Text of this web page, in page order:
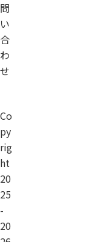
問
い
合
わ
せ
Co
py
rig
ht
20
25
-
20